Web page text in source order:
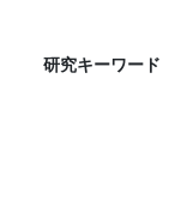
研究キーワード